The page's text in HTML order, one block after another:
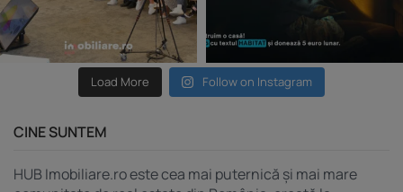
Load More Follow on Instagram
CINE SUNTEM
HUB Imobiliare.ro este cea mai puternică și mai mare